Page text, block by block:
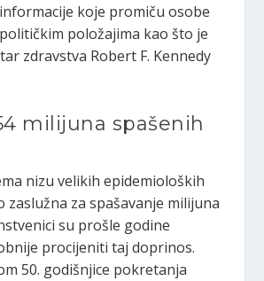
koje promiču osobe
položajima kao što je
zdravstva Robert F. Kennedy
milijuna spašenih
nizu velikih epidemioloških
zaslužna za spašavanje milijuna
su prošle godine
procijeniti taj doprinos.
50. godišnjice pokretanja